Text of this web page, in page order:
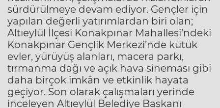
sürdürülmeye devam ediyor. Gençler için
yapılan değerli yatırımlardan biri olan;
Altıeylül İlçesi Konakpınar Mahallesi’ndeki
Konakpınar Gençlik Merkezi’nde kütük
evler, yürüyüş alanları, macera parkı,
tırmanma dağı ve açık hava sineması gibi
daha birçok imkân ve etkinlik hayata
geçiyor. Son olarak çalışmaları yerinde
inceleyen Altıeylül Belediye Başkanı